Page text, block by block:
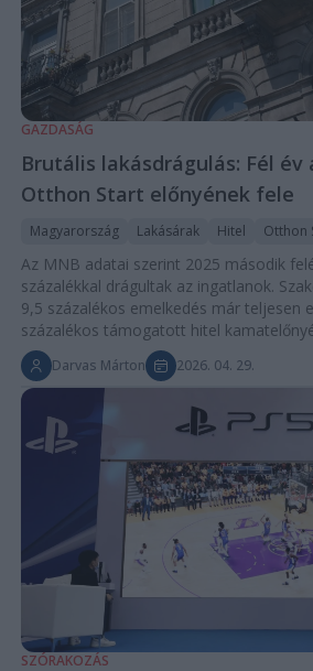
GAZDASÁG
Brutális lakásdrágulás: Fél
Otthon Start előnyének fele
Magyarország Lakásárak Hitel Otthon
Az MNB adatai szerint 2025 második
százalékkal drágultak az ingatlanok.
9,5 százalékos emelkedés már teljesen
százalékos támogatott hitel
Darvas Márton 2026. 04. 29.
SZÓRAKOZÁS